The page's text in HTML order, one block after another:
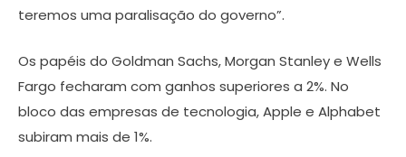
teremos uma paralisação do governo”.
Os papéis do Goldman Sachs, Morgan Stanley e Wells
Fargo fecharam com ganhos superiores a 2%. No
bloco das empresas de tecnologia, Apple e Alphabet
subiram mais de 1%.